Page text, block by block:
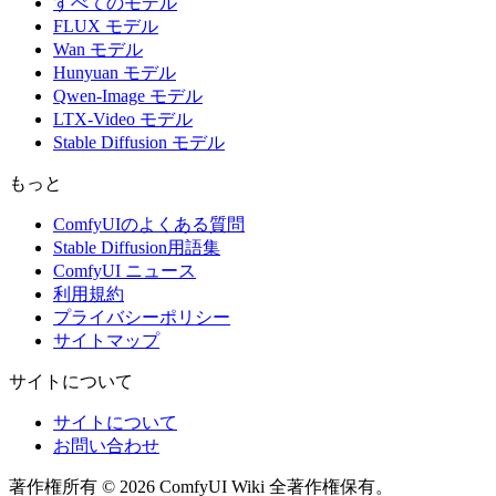
FLUX モデル
Wan モデル
Hunyuan モデル
Qwen-Image モデル
LTX-Video モデル
Stable Diffusion モデル
もっと
ComfyUIのよくある質問
Stable Diffusion用語集
ComfyUI ニュース
利用規約
プライバシーポリシー
サイトマップ
サイトについて
サイトについて
お問い合わせ
著作権所有 © 2026 ComfyUI Wiki 全著作権保有。